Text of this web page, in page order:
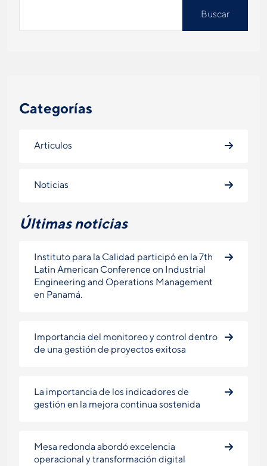
Buscar
Categorías
Articulos
Noticias
Últimas noticias
Instituto para la Calidad participó en la 7th
Latin American Conference on Industrial
Engineering and Operations Management
en Panamá.
Importancia del monitoreo y control dentro
de una gestión de proyectos exitosa
La importancia de los indicadores de
gestión en la mejora continua sostenida
Mesa redonda abordó excelencia
operacional y transformación digital